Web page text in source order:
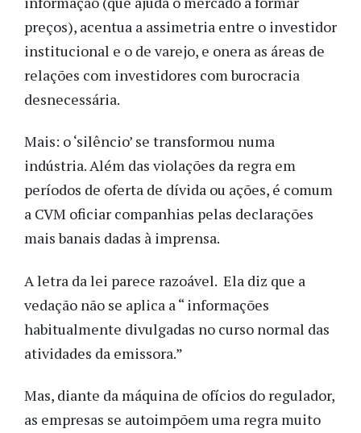
preços), acentua a assimetria entre o investidor
institucional e o de varejo, e onera as áreas de
relações com investidores com burocracia
desnecessária.
Mais: o ‘silêncio’ se transformou numa
indústria. Além das violações da regra em
períodos de oferta de dívida ou ações, é comum
a CVM oficiar companhias pelas declarações
mais banais dadas à imprensa.
A letra da lei parece razoável. Ela diz que a
vedação não se aplica a “ informações
habitualmente divulgadas no curso normal das
atividades da emissora.”
Mas, diante da máquina de ofícios do regulador,
as empresas se autoimpõem uma regra muito